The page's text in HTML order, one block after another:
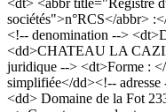
sociétés">n°RCS</abbr>
<!-- denomination -->
<dd>CHATEAU LA
juridique --> <dt>Forme :
simplifiée</dd><!--
<dd> Domaine de la Fot